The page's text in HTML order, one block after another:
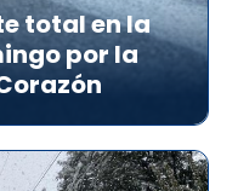
total en la
por la